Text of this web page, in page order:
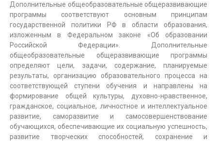
Дополнительные общеобразовательные общеразвивающие
программы соответствуют основным принципам
государственной политики РФ в области образования,
изложенным в Федеральном законе «Об образовании
Российской Федерации». Дополнительные
общеобразовательные общеразвивающие программы
определяют цели, задачи, содержание, планируемые
результаты, организацию образовательного процесса на
соответствующей ступени обучения и направлены на
формирование общей культуры, духовно-нравственное,
гражданское, социальное, личностное и интеллектуальное
развитие, саморазвитие и самосовершенствование
обучающихся, обеспечивающие их социальную успешность,
развитие творческих способностей, сохранение и